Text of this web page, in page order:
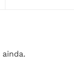
ainda.